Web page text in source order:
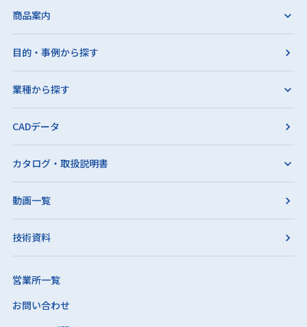
商品案内
目的・事例から探す
業種から探す
CADデータ
カタログ・取扱説明書
動画一覧
技術資料
営業所一覧
お問い合わせ